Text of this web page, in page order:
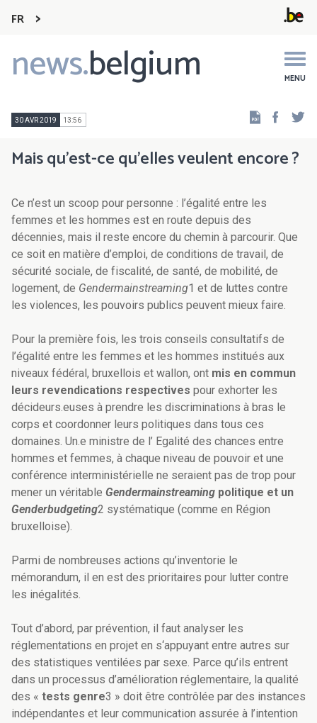
FR
news.belgium MENU
Main
navigation
30 AVR 2019 13:56
Mais qu’est-ce qu’elles veulent encore ?
Ce n’est un scoop pour personne : l’égalité entre les
femmes et les hommes est en route depuis des
décennies, mais il reste encore du chemin à parcourir. Que
ce soit en matière d’emploi, de conditions de travail, de
sécurité sociale, de fiscalité, de santé, de mobilité, de
logement, de Gendermainstreaming1 et de luttes contre
les violences, les pouvoirs publics peuvent mieux faire.
Pour la première fois, les trois conseils consultatifs de
l’égalité entre les femmes et les hommes institués aux
niveaux fédéral, bruxellois et wallon, ont mis en commun
leurs revendications respectives pour exhorter les
décideurs.euses à prendre les discriminations à bras le
corps et coordonner leurs politiques dans tous ces
domaines. Un.e ministre de l’ Egalité des chances entre
hommes et femmes, à chaque niveau de pouvoir et une
conférence interministérielle ne seraient pas de trop pour
mener un véritable Gendermainstreaming politique et un
Genderbudgeting2 systématique (comme en Région
bruxelloise).
Parmi de nombreuses actions qu’inventorie le
mémorandum, il en est des prioritaires pour lutter contre
les inégalités.
Tout d’abord, par prévention, il faut analyser les
réglementations en projet en s‘appuyant entre autres sur
des statistiques ventilées par sexe. Parce qu’ils entrent
dans un processus d’amélioration réglementaire, la qualité
des « tests genre3 » doit être contrôlée par des instances
indépendantes et leur communication assurée à l’intention